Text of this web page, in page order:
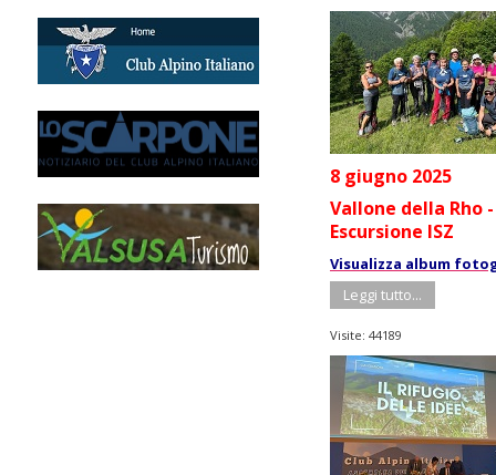
8 giugno 2025
Vallone della Rho -
Escursione ISZ
Visualizza album
Leggi tutto...
Visite: 44189